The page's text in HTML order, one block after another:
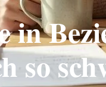
in
so